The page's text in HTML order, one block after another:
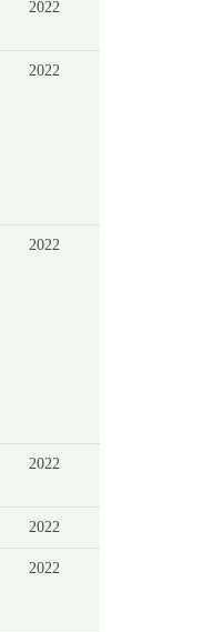
2022
2022
2022
2022
2022
2022